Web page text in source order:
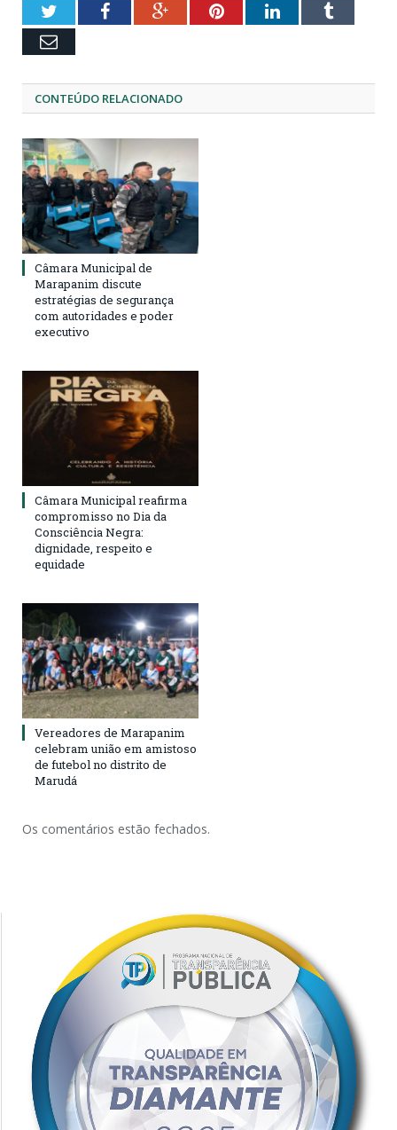
TwitterFacebookGoogle+PinterestLinkedInTumblr
Email
CONTEÚDO RELACIONADO
Câmara Municipal de
Marapanim discute
estratégias de segurança
com autoridades e poder
executivo
Câmara Municipal reafirma
compromisso no Dia da
Consciência Negra:
dignidade, respeito e
equidade
Vereadores de Marapanim
celebram união em amistoso
de futebol no distrito de
Marudá
Os comentários estão fechados.